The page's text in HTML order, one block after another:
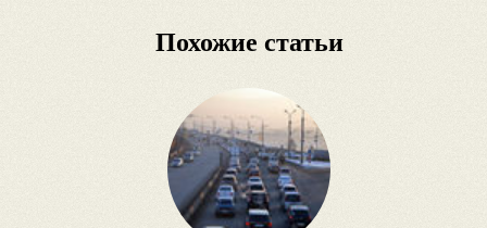
Похожие статьи